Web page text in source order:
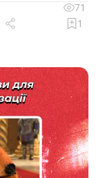
та чому не
71
1